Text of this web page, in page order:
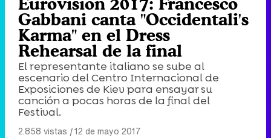
Gabbani canta "Occidentali's
Karma" en el Dress
Rehearsal de la final
El representante italiano se sube al
escenario del Centro Internacional de
Exposiciones de Kiev para ensayar su
canción a pocas horas de la final del
Festival.
2.858 vistas |12 de mayo 2017